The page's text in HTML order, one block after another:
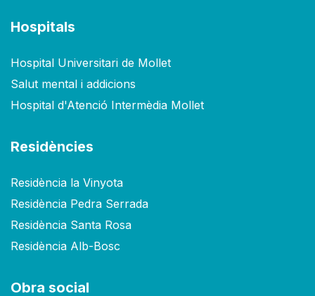
Hospitals
Hospital Universitari de Mollet
Salut mental i addicions
Hospital d'Atenció Intermèdia Mollet
Residències
Residència la Vinyota
Residència Pedra Serrada
Residència Santa Rosa
Residència Alb-Bosc
Obra social